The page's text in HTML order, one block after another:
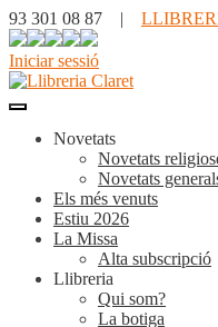
93 301 08 87 |
Iniciar sessió
Novetats
Novetats
Novetats
Els més venuts
Estiu 2026
La Missa
Alta subscripció
Llibreria
Qui som?
La botiga